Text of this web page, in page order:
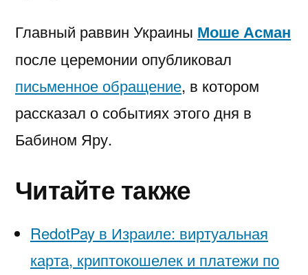
Главный раввин Украины Моше Асман
после церемонии опубликовал
письменное обращение, в котором
рассказал о событиях этого дня в
Бабином Яру.
Читайте также
RedotPay в Израиле: виртуальная
карта, криптокошелек и платежи по